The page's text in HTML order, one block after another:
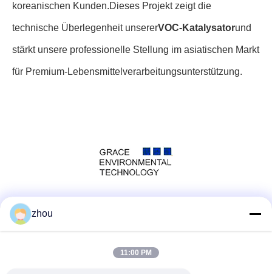
koreanischen Kunden.Dieses Projekt zeigt die
technische Überlegenheit unsererVOC-Katalysatorund
stärkt unsere professionelle Stellung im asiatischen Markt
für Premium-Lebensmittelverarbeitungsunterstützung.
zhou
11:00 PM